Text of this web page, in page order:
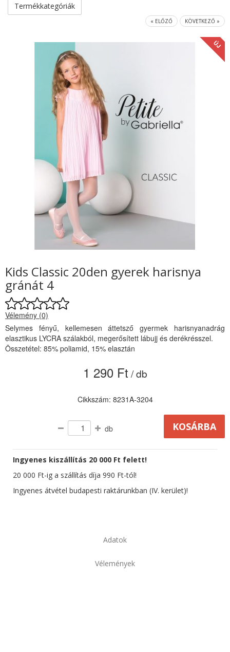
Termékkategóriák
« ELŐZŐ KÖVETKEZŐ »
ÚJ
Kids Classic 20den gyerek harisnya
gránát 4
Vélemény (0)
Selymes fényű, kellemesen áttetsző gyermek harisnyanadrág
elasztikus LYCRA szálakból, megerősített lábujj és derékrésszel.
Összetétel: 85% poliamid, 15% elasztán
1 290 Ft / db
Cikkszám: 8231A-3204
db
Ingyenes kiszállítás 20 000 Ft felett!
20 000 Ft-ig a szállítás díja 990 Ft-tól!
Ingyenes átvétel budapesti raktárunkban (IV. kerület)!
Adatok
Vélemények